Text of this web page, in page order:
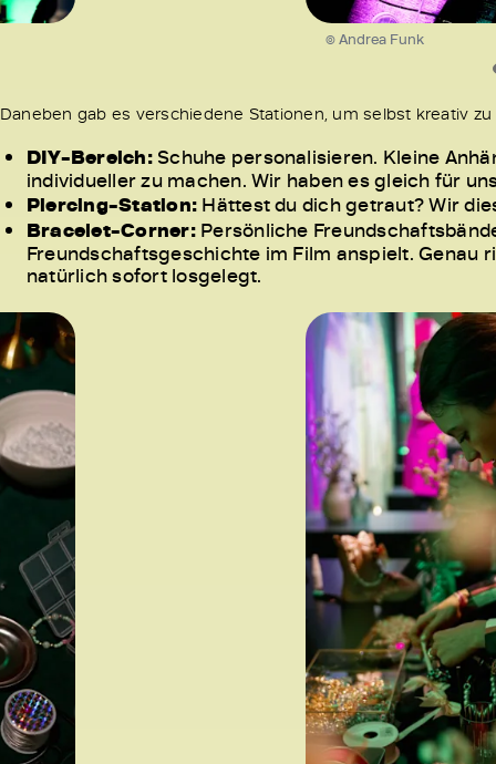
© Andrea Funk
Daneben gab es verschiedene Stationen, um selbst kreativ
DIY-Bereich:Schuhe personalisieren. Kleine
individueller zu machen. Wir haben es gleich für
Piercing-Station: Hättest du dich getraut? Wir
Bracelet-Corner:Persönliche
Freundschaftsgeschichte im Film anspielt. Genau
natürlich sofort losgelegt.